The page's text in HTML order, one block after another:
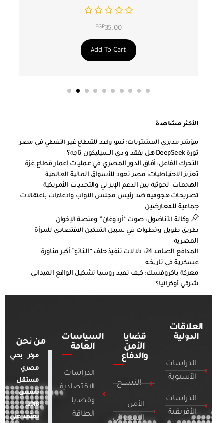
EGP35.00
Add To Cart
الأكثر مشاهدة
مؤشر مديري المشتريات: نمو واعد للقطاع غير النفطي في مصر
ثورة DeepSeek هل يفقد وادي السيليكون تاجه؟
التحرك الفاعل: آفاق الدور المصري في عمليات إعمار قطاع غزة
تعزيز الاحتياطيات: مصر تعود للأسواق المالية العالمية
الهجمات الحوثية بين الدعم الإيراني والتحديات الأمريكية
تصريحات هجومية ضد رئيس مجلس النواب وادعاءات باعتقالات
جماعية للمعارضين
وكالة الأناضول: صوت “أردوغان” ومنصة الإخوان
طريق طويل وخطوات في سبيل التمكين الاقتصادي للمرأة
المصرية
المدافع الصامد 24: دلالات تنفيذ حلف “الـناتو” أكبر مناورة
عسكرية في تاريخه
معركة باكروفسك: كيف تعيد روسيا تشكيل الواقع الميداني
شرقي أوكرانيا؟
العلاقات
الدولية
الدراسات
الآسيوية
الدراسات
الأفريقية
قضايا
الأمن
والدفاع
التسلح
الأمن
السيبراني
السياسات
العامة
الدراسات
الاقتصادية
وقضايا
الطاقة
من نحن
مركز بحثي
مصري
مستقل
تأسس
2018.
يعتمد على